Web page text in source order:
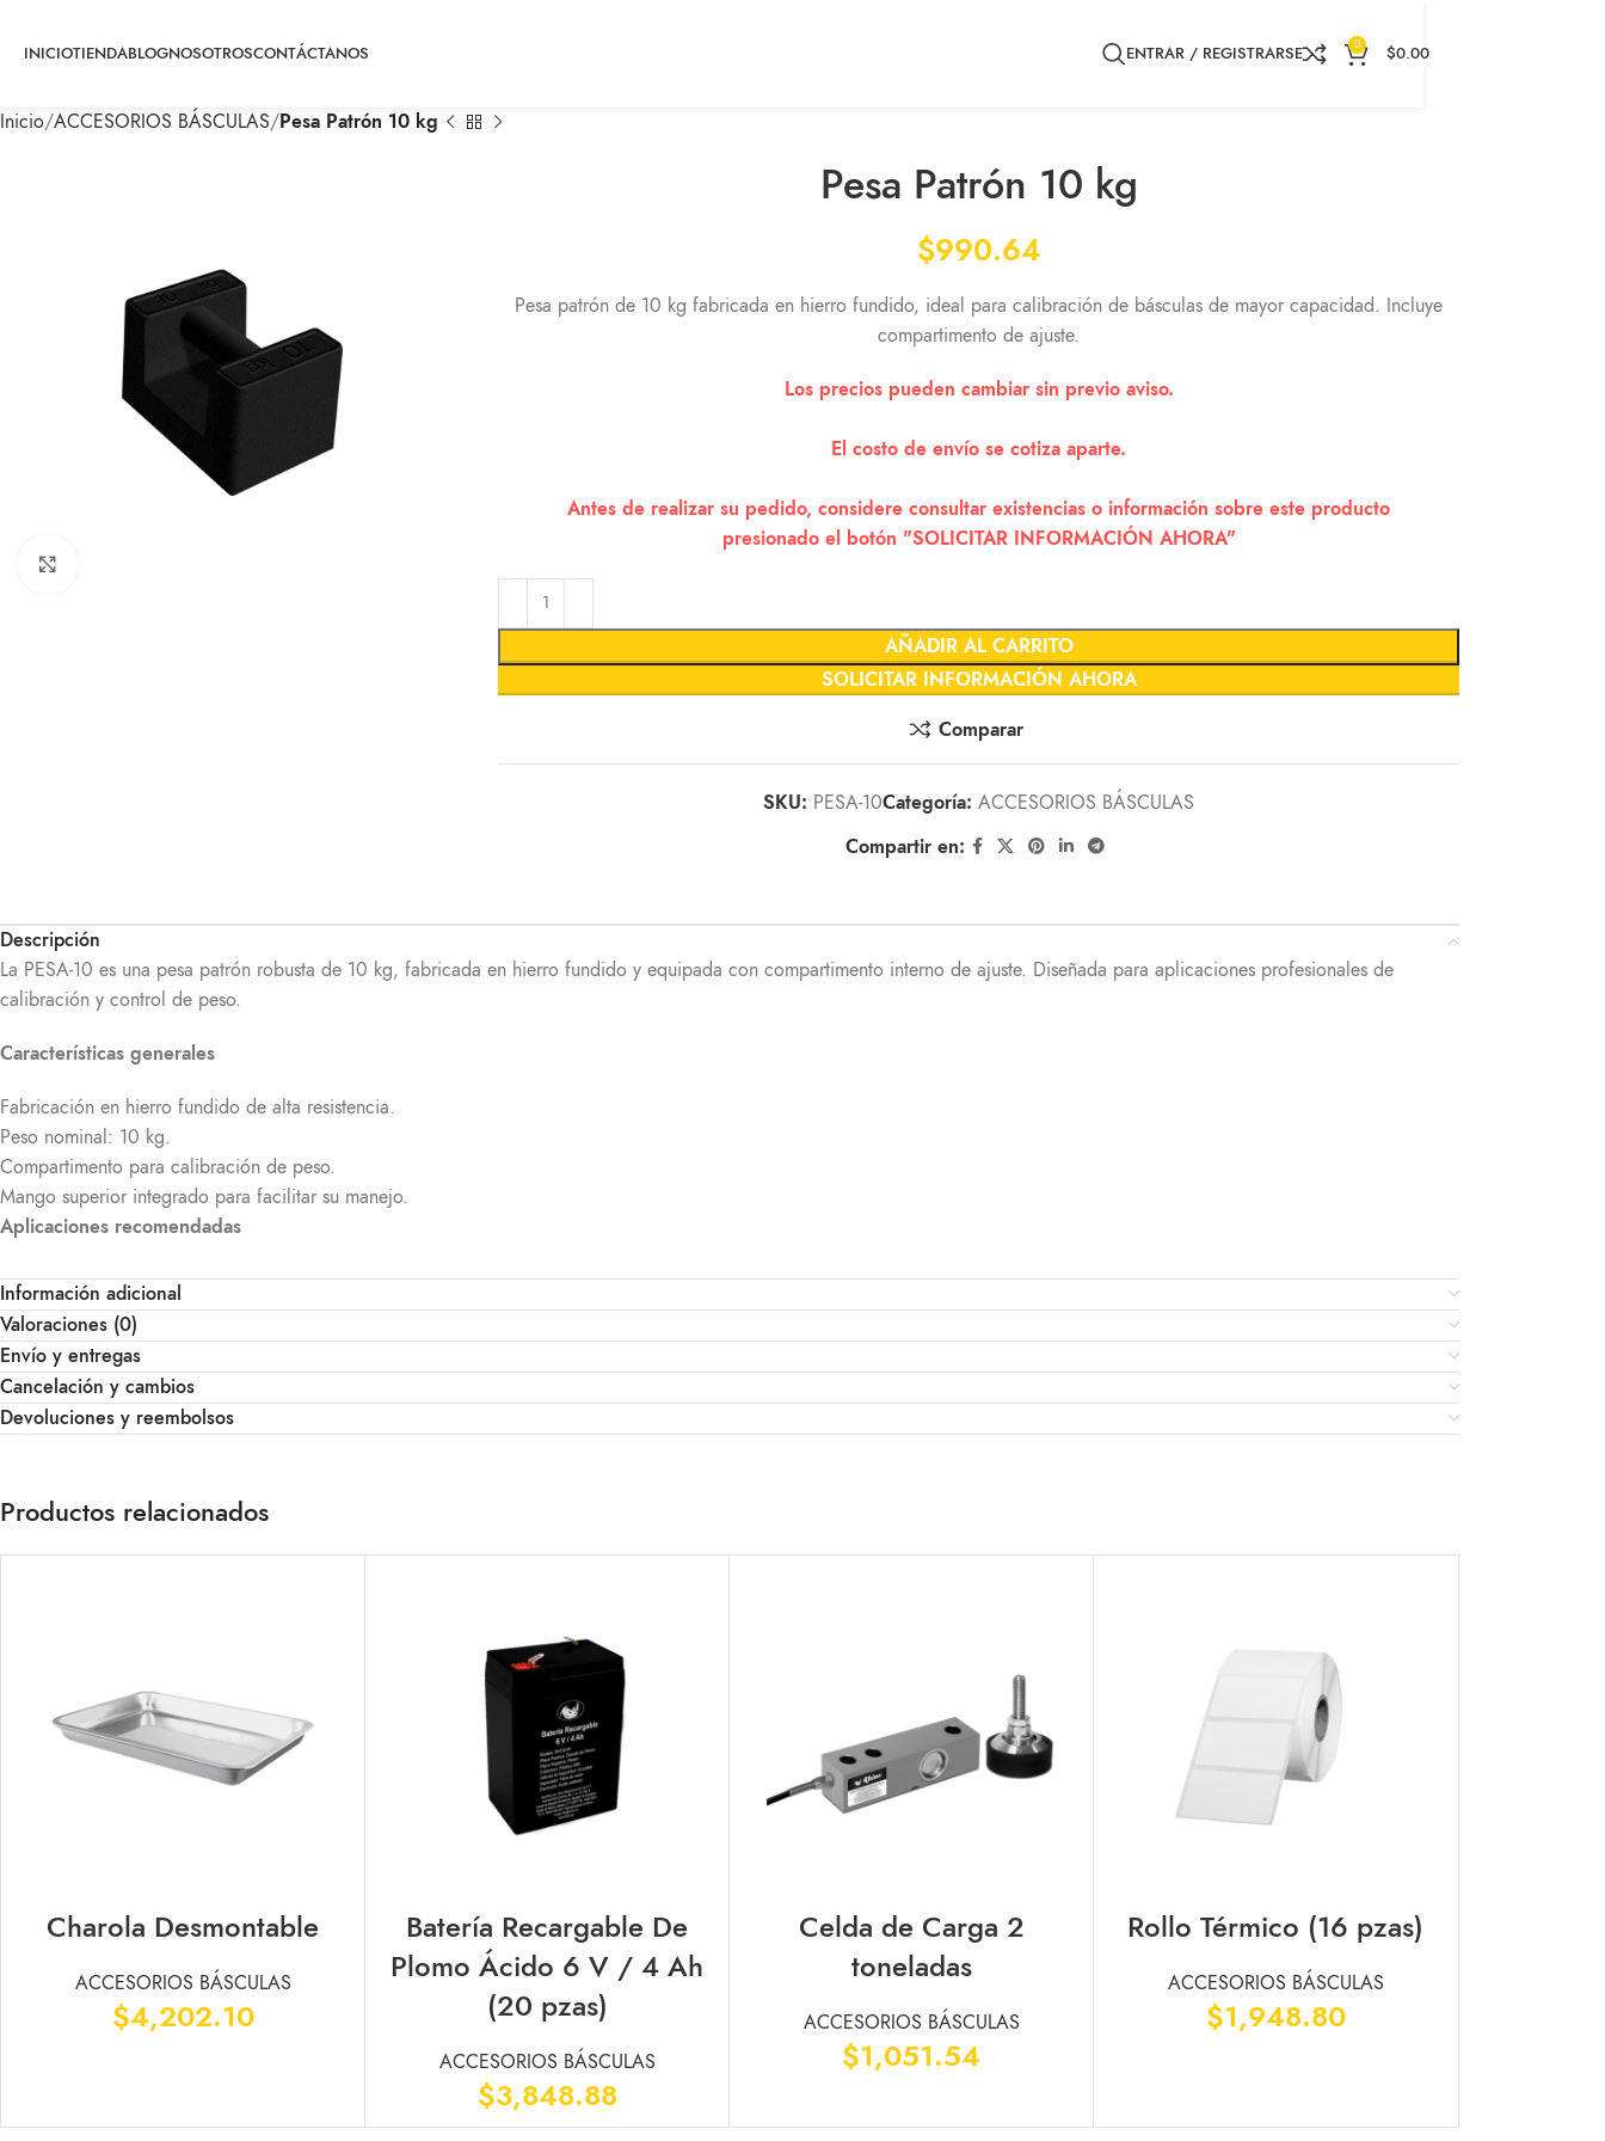
INICIOTIENDABLOGNOSOTROSCONTÁCTANOS ENTRAR / REGISTRARSE 0 $0.00
Inicio ACCESORIOS BÁSCULAS Pesa Patrón 10 kg
Pesa Patrón 10 kg
$990.64
Pesa patrón de 10 kg fabricada en hierro fundido, ideal para calibración de básculas de mayor capacidad. Incluye
compartimento de ajuste.
Los precios pueden cambiar sin previo aviso.
El costo de envío se cotiza aparte.
Antes de realizar su pedido, considere consultar existencias o información sobre este producto
presionado el botón "SOLICITAR INFORMACIÓN AHORA"
AÑADIR AL CARRITO
SOLICITAR INFORMACIÓN AHORA
Comparar
SKU: PESA-10Categoría: ACCESORIOS BÁSCULAS
Compartir en:
Descripción
La PESA-10 es una pesa patrón robusta de 10 kg, fabricada en hierro fundido y equipada con compartimento interno de ajuste. Diseñada para aplicaciones profesionales de
calibración y control de peso.
Características generales
Fabricación en hierro fundido de alta resistencia.
Peso nominal: 10 kg.
Compartimento para calibración de peso.
Mango superior integrado para facilitar su manejo.
Aplicaciones recomendadas
Verificación de balanzas en puntos de venta o áreas de producción.
Ideal para industrias alimentarias, logísticas o químicas.
Especificaciones físicas
Peso: 10 kg
Material: Hierro fundido
Información adicional
Valoraciones (0)
Envío y entregas
Cancelación y cambios
Devoluciones y reembolsos
Productos relacionados
AÑADIR AL CARRITO
Charola Desmontable
ACCESORIOS BÁSCULAS
$4,202.10
AÑADIR AL CARRITO
Batería Recargable De
Plomo Ácido 6 V / 4 Ah
(20 pzas)
ACCESORIOS BÁSCULAS
$3,848.88
AÑADIR AL CARRITO
Celda de Carga 2
toneladas
ACCESORIOS BÁSCULAS
$1,051.54
AÑADIR AL CARRITO
Rollo Térmico (16 pzas)
ACCESORIOS BÁSCULAS
$1,948.80